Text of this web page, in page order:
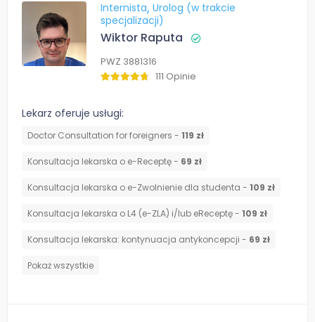
Internista Urolog (w trakcie
specjalizacji)
Wiktor Raputa
PWZ 3881316
111 Opinie
Lekarz oferuje usługi:
Doctor Consultation for foreigners - 119 zł
Konsultacja lekarska o e-Receptę - 69 zł
Konsultacja lekarska o e-Zwolnienie dla studenta - 109 zł
Konsultacja lekarska o L4 (e-ZLA) i/lub eReceptę - 109 zł
⁠Konsultacja lekarska: kontynuacja antykoncepcji - 69 zł
Pokaż wszystkie